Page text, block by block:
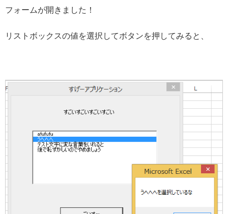
フォームが開きました！
リストボックスの値を選択してボタンを押してみると、